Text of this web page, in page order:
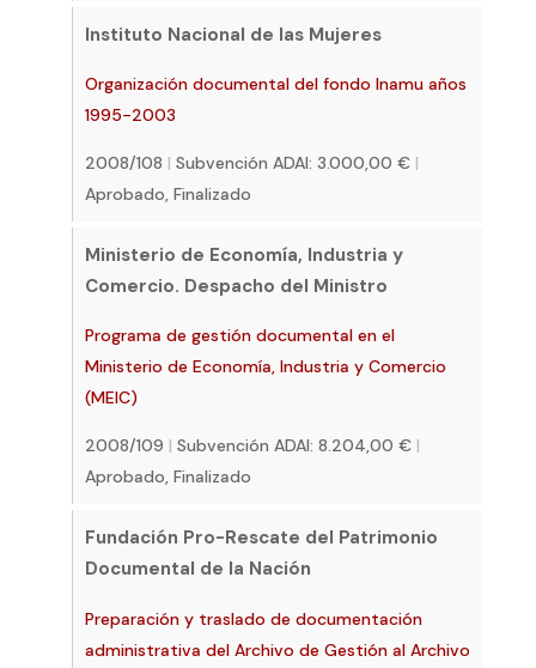
Instituto Nacional de las Mujeres
Organización documental del fondo Inamu años
1995-2003
2008/108 | Subvención ADAI: 3.000,00 € |
Aprobado, Finalizado
Ministerio de Economía, Industria y
Comercio. Despacho del Ministro
Programa de gestión documental en el
Ministerio de Economía, Industria y Comercio
(MEIC)
2008/109 | Subvención ADAI: 8.204,00 € |
Aprobado, Finalizado
Fundación Pro-Rescate del Patrimonio
Documental de la Nación
Preparación y traslado de documentación
administrativa del Archivo de Gestión al Archivo